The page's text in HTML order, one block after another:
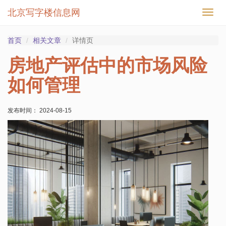
切
北京写字楼信息网
首页 相关文章 详情页
房地产评估中的市场风险
如何管理
发布时间： 2024-08-15